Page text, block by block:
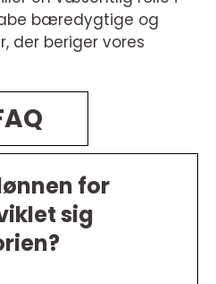
bæredygtige og
der beriger vores
for
sig